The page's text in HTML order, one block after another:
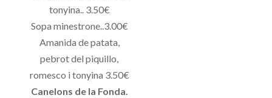
tonyina.. 3.50€
Sopa minestrone..3.00€
Amanida de patata,
pebrot del piquillo,
romesco i tonyina 3.50€
Canelons de la Fonda.